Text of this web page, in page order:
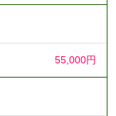
55,000円